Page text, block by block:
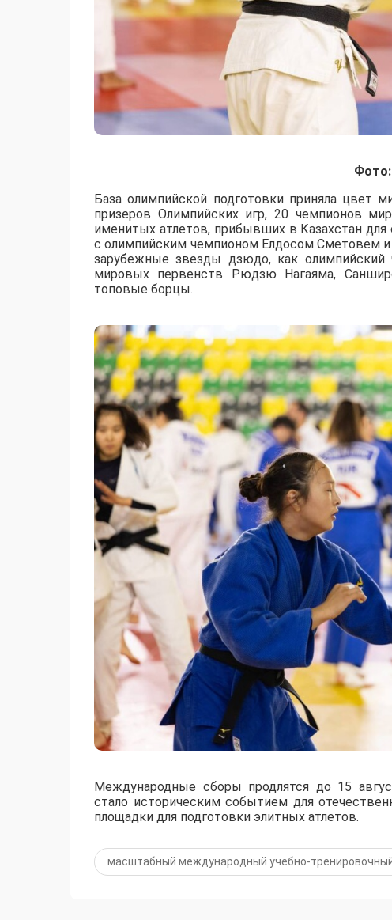
Фото:
База олимпийской подготовки приняла цвет
призеров Олимпийских игр, 20 чемпионов
именитых атлетов, прибывших в Казахстан
с олимпийским чемпионом Елдосом Сметовем
зарубежные звезды дзюдо, как
мировых первенств Рюдзю Нагаяма,
топовые борцы.
Международные сборы продлятся до 15
стало историческим событием для
площадки для подготовки элитных атлетов.
масштабный международный учебно-